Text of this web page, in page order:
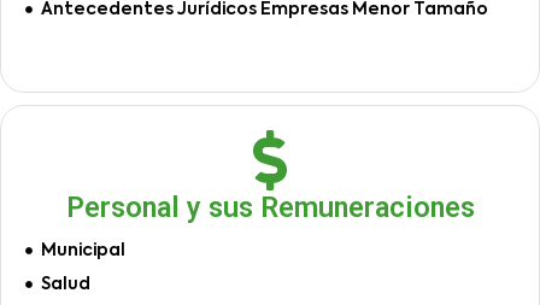
Antecedentes Jurídicos Empresas Menor Tamaño
Personal y sus Remuneraciones
Municipal
Salud